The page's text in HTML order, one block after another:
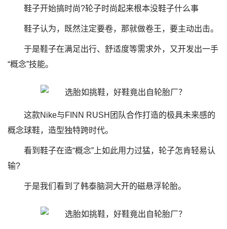
鞋子开始搞时尚?轮子时尚起来根本没鞋子什么事
鞋子认为，既然注定要卷，那就做卷王，要主动出击。
于是鞋子在满足出行、舒适度等需求外，又开发出一手
“概念”技能。
这款Nike与FINN RUSH团队合作打造的极具未来感的
概念球鞋，造型独特跨时代。
看到鞋子在造“概念”上如此用力过猛，轮子怎肯轻易认
输?
于是我们看到了韩泰脑洞大开的磁悬浮轮胎。